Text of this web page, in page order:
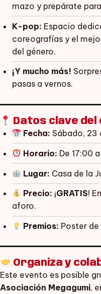
mazo y prepárate
K-pop: Espacio
coreografías y el
del género.
¡Y mucho más!
pasas a vernos.
Datos clave del
Fecha: Sábado, 23
Horario: De 17:00
Lugar: Casa de la
Precio: ¡GRATIS!
aforo.
Premios: Poster
Organiza y
Este evento es posible
Asociación Megagumi,